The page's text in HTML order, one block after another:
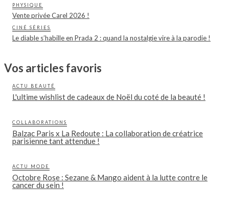
PHYSIQUE
Vente privée Carel 2026 !
CINÉ SÉRIES
Le diable s’habille en Prada 2 : quand la nostalgie vire à la parodie !
Vos articles favoris
ACTU BEAUTÉ
L'ultime wishlist de cadeaux de Noël du coté de la beauté !
COLLABORATIONS
Balzac Paris x La Redoute : La collaboration de créatrice
parisienne tant attendue !
ACTU MODE
Octobre Rose : Sezane & Mango aident à la lutte contre le
cancer du sein !